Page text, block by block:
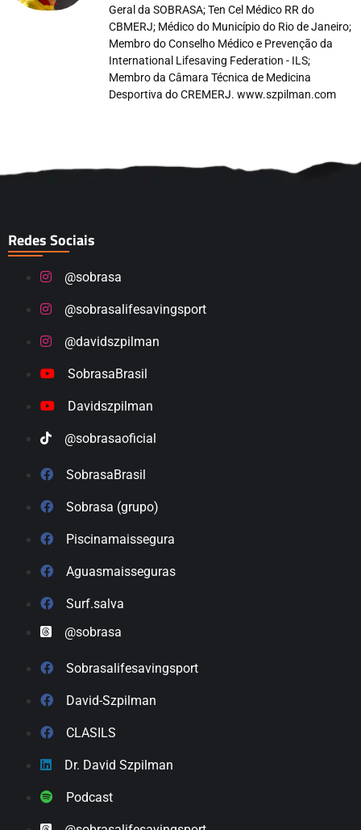
Geral da SOBRASA; Ten Cel Médico RR do
CBMERJ; Médico do Município do Rio de Janeiro;
Membro do Conselho Médico e Prevenção da
International Lifesaving Federation - ILS;
Membro da Câmara Técnica de Medicina
Desportiva do CREMERJ. www.szpilman.com
Redes Sociais
@sobrasa
@sobrasalifesavingsport
@davidszpilman
SobrasaBrasil
Davidszpilman
@sobrasaoficial
SobrasaBrasil
Sobrasa (grupo)
Piscinamaissegura
Aguasmaisseguras
Surf.salva
@sobrasa
Sobrasalifesavingsport
David-Szpilman
CLASILS
Dr. David Szpilman
Podcast